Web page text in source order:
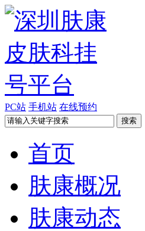
PC站 手机站 在线预约
首页
肤康概况
肤康动态